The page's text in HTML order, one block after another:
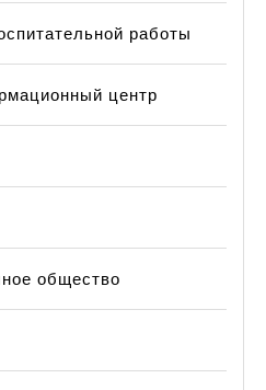
работы
центр
общество